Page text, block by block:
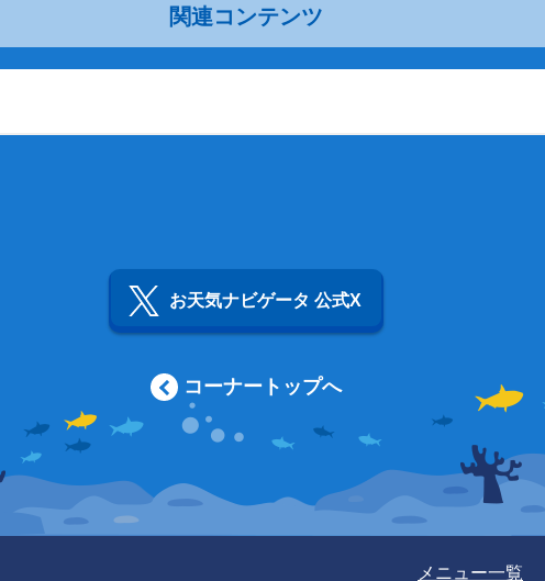
関連コンテンツ
お天気ナビゲータ 公式X
コーナートップへ
メニュー一覧